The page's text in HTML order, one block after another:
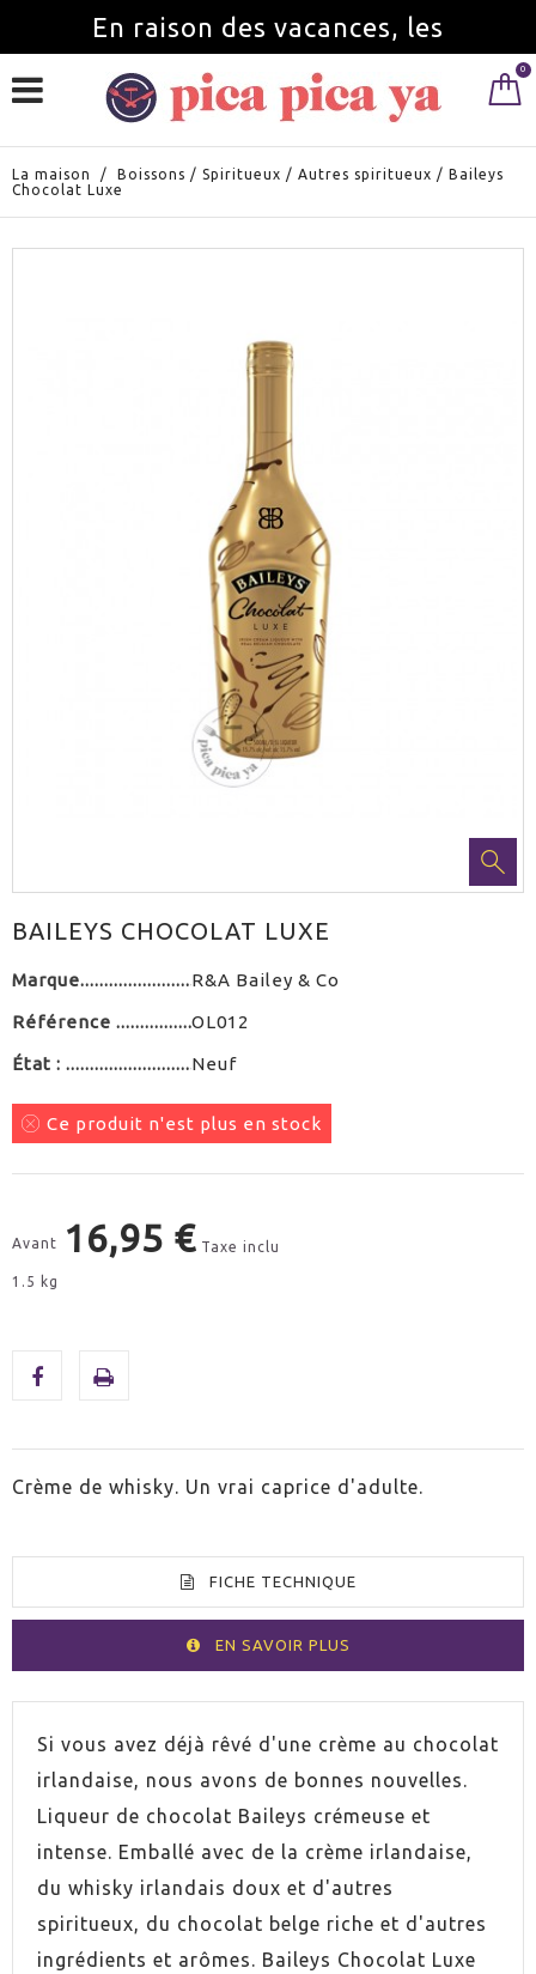
En raison des vacances, les
commandes seront servies à partir du 0
La maison / Boissons / Spiritueux / Autres spiritueux / Baileys
Chocolat Luxe
BAILEYS CHOCOLAT LUXE
Marque R&A Bailey & Co
Référence OL012
État : Neuf
Ce produit n'est plus en stock
Avant 16,95 € Taxe inclu
1.5 kg
Crème de whisky. Un vrai caprice d'adulte.
FICHE TECHNIQUE
EN SAVOIR PLUS
VOLUMEN 50cl
PAYS Irlande
GRADUACIÓN 15,7%
Si vous avez déjà rêvé d'une crème au chocolat
irlandaise, nous avons de bonnes nouvelles.
Liqueur de chocolat Baileys crémeuse et
intense. Emballé avec de la crème irlandaise,
du whisky irlandais doux et d'autres
spiritueux, du chocolat belge riche et d'autres
ingrédients et arômes. Baileys Chocolat Luxe